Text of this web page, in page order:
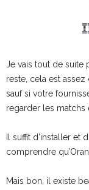
Je vais tout de suite
reste, cela est
sauf si votre
regarder les matchs
Il suffit d’installer et
comprendre
Mais bon, il existe